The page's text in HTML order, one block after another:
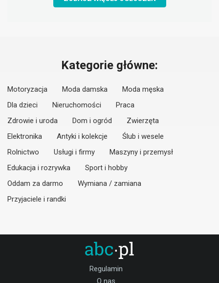
Kategorie główne:
Motoryzacja Moda damska
Moda męska
Dla dzieci
Nieruchomości
Praca
Zdrowie i uroda
Dom i ogród
Zwierzęta
Elektronika
Antyki i kolekcje
Ślub i wesele
Rolnictwo
Usługi i firmy
Maszyny i przemysł
Edukacja i rozrywka
Sport i hobby
Oddam za darmo
Wymiana / zamiana
Przyjaciele i randki
Regulamin
O nas